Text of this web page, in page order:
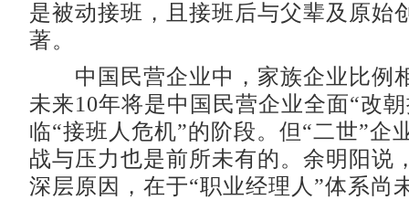
是被动接班，且接班后与父辈及原始
著。
中国民营企业中，家族企业比例
未来10年将是中国民营企业全面“改
临“接班人危机”的阶段。但“二世”企
战与压力也是前所未有的。余明阳说
深层原因，在于“职业经理人”体系尚